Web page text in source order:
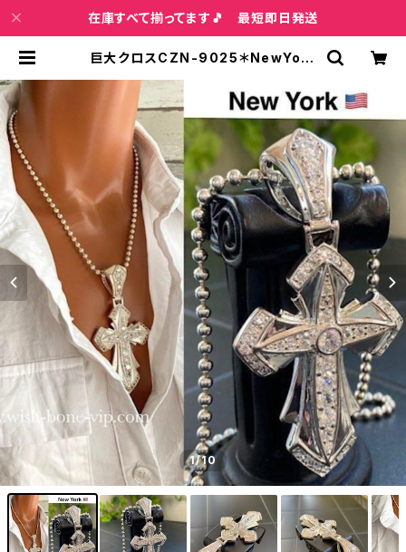
在庫すべて揃ってます🎵 最短即日発送
巨大クロスCZN-9025＊NewYork
ックジルコニア&シルバーSV925ペ
ンダントトップ 超特大・HIPHOPクロ
ス/ヒップホップ | インポートファッシ
ョン＆ジュエリー Wish Bone VIP
1/10